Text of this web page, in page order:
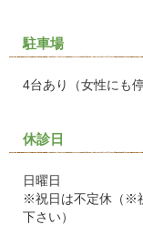
駐車場
4台あり（女性にも
休診日
日曜日
※祝日は不定休（※
下さい）